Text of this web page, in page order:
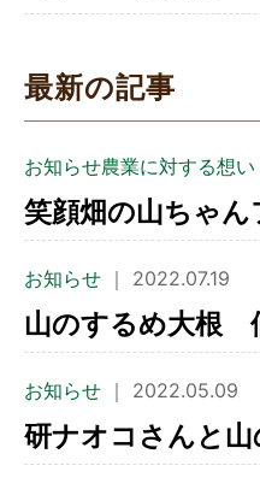
最新の記事
お知らせ農業に対する想い
笑顔畑の山ちゃ
お知らせ ｜ 2022.07.19
山のするめ大根
お知らせ ｜ 2022.05.09
研ナオコさんと